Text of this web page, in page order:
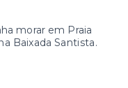
morar em Praia
Baixada Santista.